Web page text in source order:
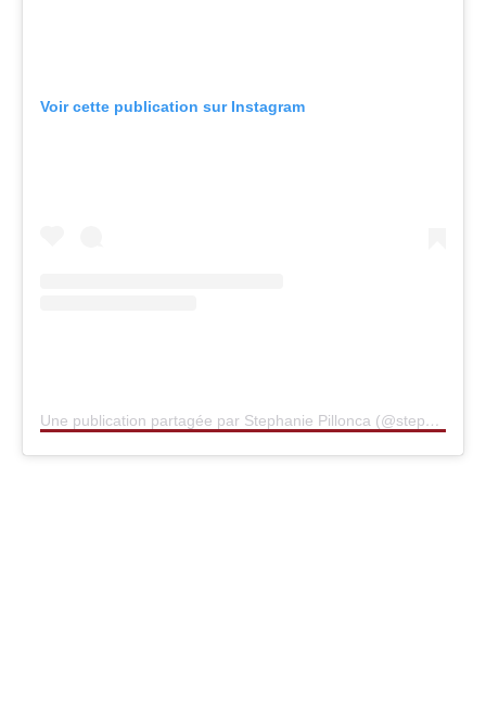
Voir cette publication sur Instagram
Une publication partagée par Stephanie Pillonca (@stephaniepillonca)